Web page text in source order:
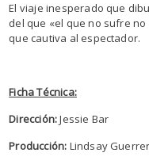
El viaje inesperado que
del que «el que no sufre
que cautiva al espectador.
Ficha Técnica:
Dirección:Jessie Bar
Producción: Lindsay